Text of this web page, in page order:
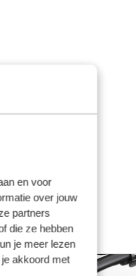
en voor
over jouw
partners
die ze hebben
je meer lezen
akkoord met